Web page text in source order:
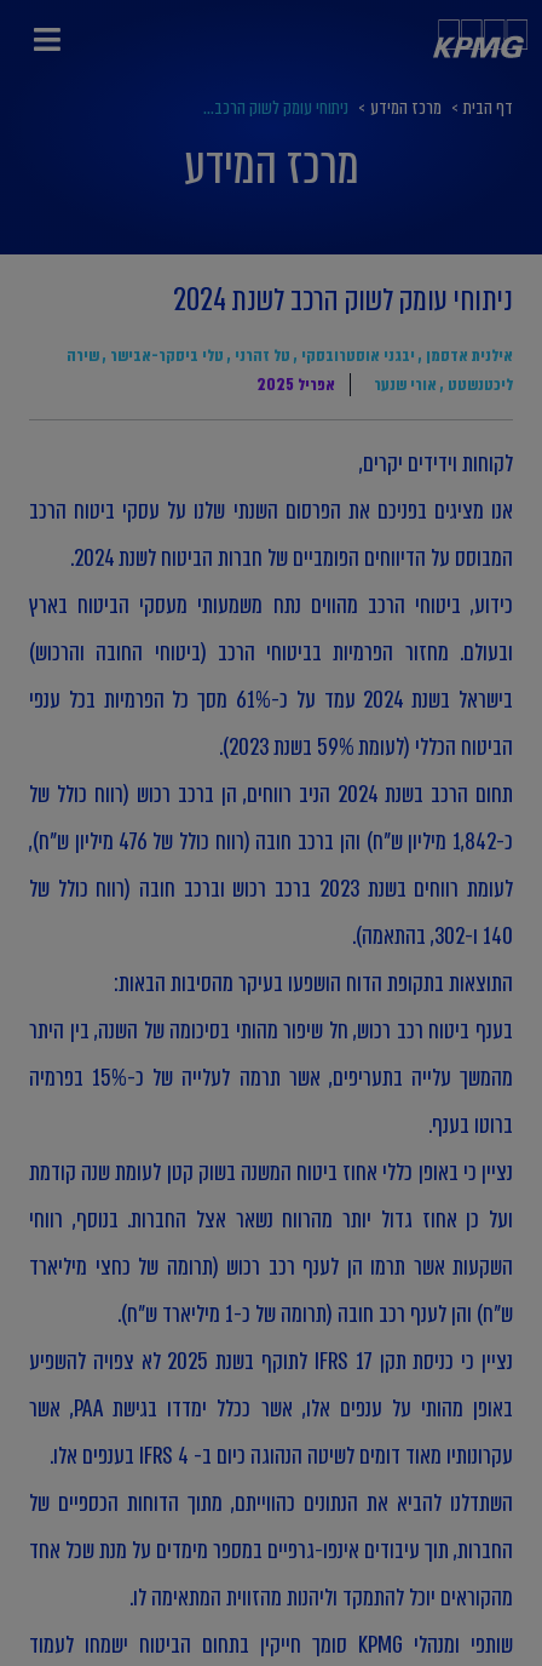
דף הבית > מרכז המידע > ניתוחי עומק לשוק הרכב...
מרכז המידע
ניתוחי עומק לשוק הרכב לשנת 2024
אילנית אדסמן , יבגני אוסטרובסקי , טל זהרני , טלי ביסקר-אבישר ,שירה
ליכטנשטט , אורי שנער אפריל 2025
לקוחות וידידים יקרים,
אנו מציגים בפניכם את הפרסום השנתי שלנו על עסקי ביטוח הרכב
המבוסס על הדיווחים הפומביים של חברות הביטוח לשנת 2024.
כידוע, ביטוחי הרכב מהווים נתח משמעותי מעסקי הביטוח בארץ
ובעולם. מחזור הפרמיות בביטוחי הרכב (ביטוחי החובה והרכוש)
בישראל בשנת 2024 עמד על כ-61% מסך כל הפרמיות בכל ענפי
הביטוח הכללי (לעומת 59% בשנת 2023).
תחום הרכב בשנת 2024 הניב רווחים, הן ברכב רכוש (רווח כולל של
כ-1,842 מיליון ש"ח) והן ברכב חובה (רווח כולל של 476 מיליון ש"ח),
לעומת רווחים בשנת 2023 ברכב רכוש וברכב חובה (רווח כולל של
140 ו-302, בהתאמה).
התוצאות בתקופת הדוח הושפעו בעיקר מהסיבות הבאות:
בענף ביטוח רכב רכוש, חל שיפור מהותי בסיכומה של השנה, בין היתר
מהמשך עלייה בתעריפים, אשר תרמה לעלייה של כ-15% בפרמיה
ברוטו בענף.
נציין כי באופן כללי אחוז ביטוח המשנה בשוק קטן לעומת שנה קודמת
ועל כן אחוז גדול יותר מהרווח נשאר אצל החברות. בנוסף, רווחי
השקעות אשר תרמו הן לענף רכב רכוש (תרומה של כחצי מיליארד
ש"ח) והן לענף רכב חובה (תרומה של כ-1 מיליארד ש"ח).
נציין כי כניסת תקן 17 IFRS לתוקף בשנת 2025 לא צפויה להשפיע
באופן מהותי על ענפים אלו, אשר ככלל ימדדו בגישת PAA, אשר
עקרונותיו מאוד דומים לשיטה הנהוגה כיום ב- 4 IFRS בענפים אלו.
השתדלנו להביא את הנתונים כהווייתם, מתוך הדוחות הכספיים של
החברות, תוך עיבודים אינפו-גרפיים במספר מימדים על מנת שכל אחד
מהקוראים יוכל להתמקד וליהנות מהזווית המתאימה לו.
שותפי ומנהלי KPMG סומך חייקין בתחום הביטוח ישמחו לעמוד